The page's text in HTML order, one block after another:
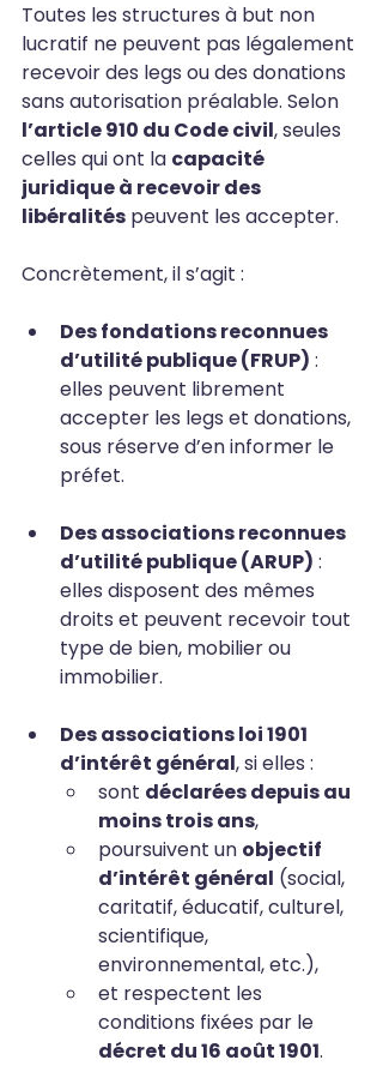
Toutes les structures à but non
lucratif ne peuvent pas légalement
recevoir des legs ou des donations
sans autorisation préalable. Selon
l’article 910 du Code civil, seules
celles qui ont la capacité
juridique à recevoir des
libéralités peuvent les accepter.
Concrètement, il s’agit :
Des fondations reconnues
d’utilité publique (FRUP) :
elles peuvent librement
accepter les legs et donations,
sous réserve d’en informer le
préfet.
Des associations reconnues
d’utilité publique (ARUP) :
elles disposent des mêmes
droits et peuvent recevoir tout
type de bien, mobilier ou
immobilier.
Des associations loi 1901
d’intérêt général, si elles :
sont déclarées depuis au
moins trois ans,
poursuivent un objectif
d’intérêt général (social,
caritatif, éducatif, culturel,
scientifique,
environnemental, etc.),
et respectent les
conditions fixées par le
décret du 16 août 1901.